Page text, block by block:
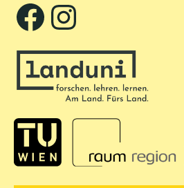
Facebook
Instagram